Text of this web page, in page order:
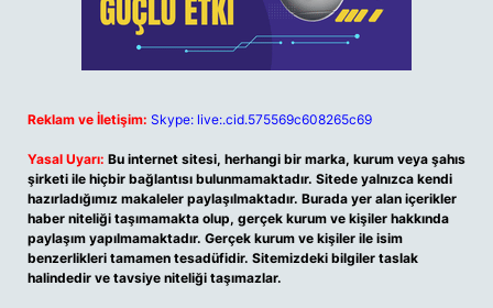
Reklam ve İletişim: Skype: live:.cid.575569c608265c69
Yasal Uyarı: Bu internet sitesi, herhangi bir marka, kurum veya şahıs
şirketi ile hiçbir bağlantısı bulunmamaktadır. Sitede yalnızca kendi
hazırladığımız makaleler paylaşılmaktadır. Burada yer alan içerikler
haber niteliği taşımamakta olup, gerçek kurum ve kişiler hakkında
paylaşım yapılmamaktadır. Gerçek kurum ve kişiler ile isim
benzerlikleri tamamen tesadüfidir. Sitemizdeki bilgiler taslak
halindedir ve tavsiye niteliği taşımazlar.